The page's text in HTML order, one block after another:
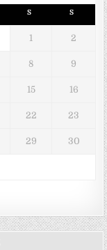
S S
1 2
8 9
15 16
22 23
29 30